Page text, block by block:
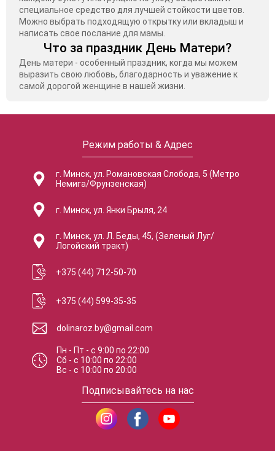
специальное средство для лучшей стойкости цветов.
Можно выбрать подходящую открытку или вкладыш и
написать свое послание для мамы.
Что за праздник День Матери?
День матери - особенный праздник, когда мы можем
выразить свою любовь, благодарность и уважение к
самой дорогой женщине в нашей жизни.
Режим работы & Адрес
г. Минск, ул. Романовская Слобода, 5 (Метро
Немига/Фрунзенская)
г. Минск, ул. Янки Брыля, 24
г. Минск, ул. Л. Беды, 45, (Зеленый Луг/
Логойский тракт)
+375 (44) 712-50-70
+375 (44) 599-35-35
dolinaroz.by@gmail.com
Пн - Пт -с 9:00по 22:00
Сб -с 10:00по 22:00
Вс -с 10:00по 20:00
Подписывайтесь на нас